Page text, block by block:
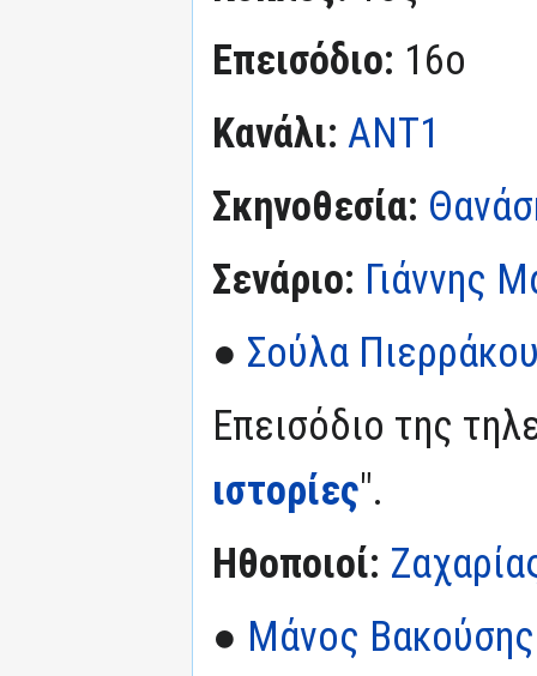
Επεισόδιο: 16ο
Κανάλι: ΑΝΤ1
Σκηνοθεσία:
Σενάριο: Γιάννης
● Σούλα
Επεισόδιο της
ιστορίες".
Ηθοποιοί:
● Μάνος Βακούσης